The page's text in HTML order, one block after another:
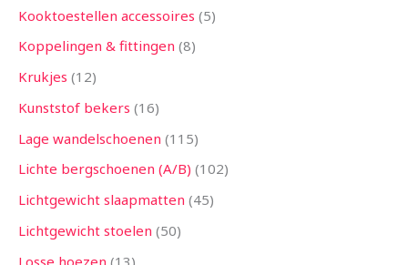
Kooktoestellen accessoires 5
Koppelingen & fittingen 8
Krukjes 12
Kunststof bekers 16
Lage wandelschoenen 115
Lichte bergschoenen (A/B) 102
Lichtgewicht slaapmatten 45
Lichtgewicht stoelen 50
Losse hoezen 13